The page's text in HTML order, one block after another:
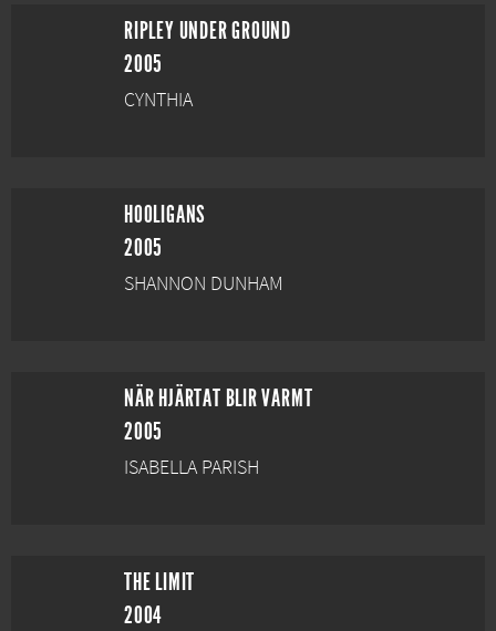
RIPLEY UNDER GROUND
2005
CYNTHIA
HOOLIGANS
2005
SHANNON DUNHAM
NÄR HJÄRTAT BLIR VARMT
2005
ISABELLA PARISH
THE LIMIT
2004